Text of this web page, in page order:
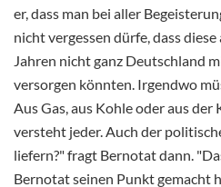
er, dass man bei aller
nicht vergessen dürfe, dass
Jahren nicht ganz Deutschland
versorgen könnten. Irgendwo
Aus Gas, aus Kohle oder aus
versteht jeder. Auch der
liefern?" fragt Bernotat dann.
Bernotat seinen Punkt gemacht